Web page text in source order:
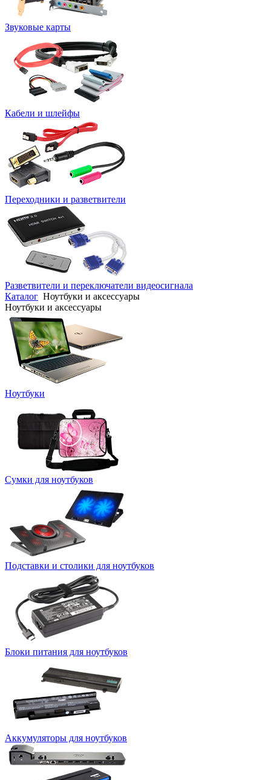
Звуковые карты
Кабели и шлейфы
Переходники и разветвители
Разветвители и переключатели видеосигнала
Каталог Ноутбуки и аксессуары
Ноутбуки и аксессуары
Ноутбуки
Сумки для ноутбуков
Подставки и столики для ноутбуков
Блоки питания для ноутбуков
Аккумуляторы для ноутбуков